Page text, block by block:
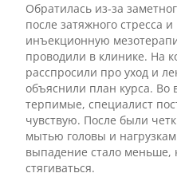
Обратилась из-за
после затяжного стресса
инъекционную
проводили в клинике. На
расспросили про уход и
объяснили план курса.
терпимые, специалист
чувствую. После были
мытью головы и
выпадение стало меньше,
стягиваться.